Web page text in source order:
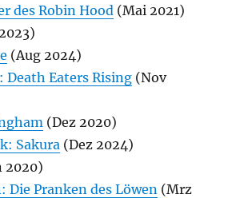
des Robin Hood (Mai 2021)
(Aug 2024)
Death Eaters Rising (Nov
(Dez 2020)
Sakura (Dez 2024)
2020)
Die Pranken des Löwen (Mrz